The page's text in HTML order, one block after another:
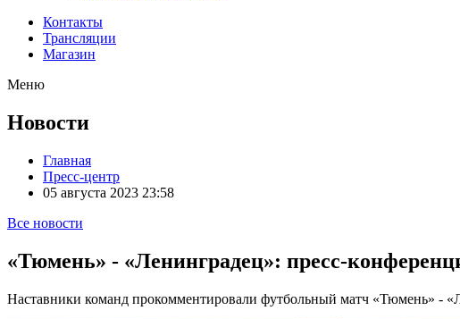
Контакты
Трансляции
Магазин
Меню
Новости
Главная
Пресс-центр
05 августа 2023 23:58
Все новости
«Тюмень» - «Ленинградец»: пресс-
Наставники команд прокомментировали футбольный матч «Тюмень» -